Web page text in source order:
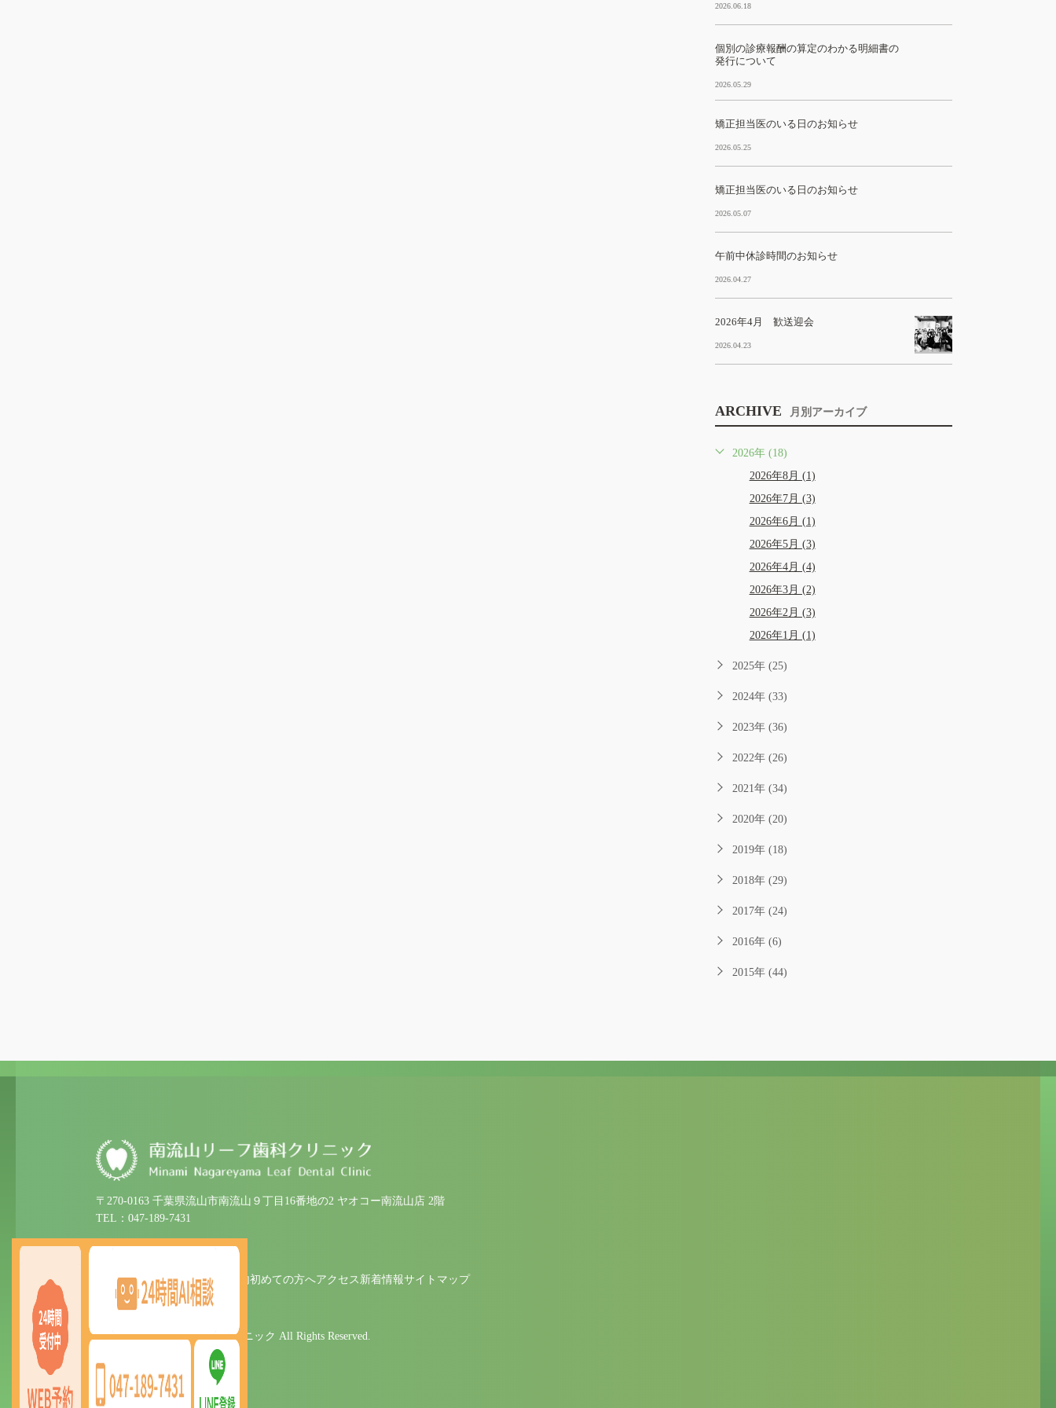
2026.06.18
個別の診療報酬の算定のわかる明細書の
発行について
2026.05.29
矯正担当医のいる日のお知らせ
2026.05.25
矯正担当医のいる日のお知らせ
2026.05.07
午前中休診時間のお知らせ
2026.04.27
2026年4月 歓送迎会
2026.04.23
ARCHIVE 月別アーカイブ
2026年 (18)
2026年8月 (1)
2026年7月 (3)
2026年6月 (1)
2026年5月 (3)
2026年4月 (4)
2026年3月 (2)
2026年2月 (3)
2026年1月 (1)
2025年 (25)
2024年 (33)
2023年 (36)
2022年 (26)
2021年 (34)
2020年 (20)
2019年 (18)
2018年 (29)
2017年 (24)
2016年 (6)
2015年 (44)
〒270-0163 千葉県流山市南流山９丁目16番地の2 ヤオコー南流山店 2階
TEL：047-189-7431
ホームクリニック紹介診療案内初めての方へアクセス 新着情報サイトマップ
© 2025 南流山リーフ歯科クリニック All Rights Reserved.